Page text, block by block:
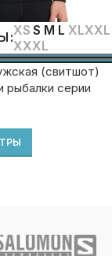
XS S M L XLXXL
XXXL
(свитшот)
рыбалки серии